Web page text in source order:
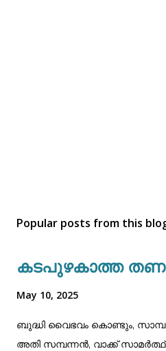
Popular posts from this
കടപുഴകാത്ത
May 10, 2025
ബുദ്ധി വൈഭവം കൊണ്ടും,
അതി സമ്പന്നൻ, വാക്ക്